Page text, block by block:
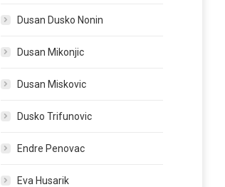
Dusan Dusko Nonin
Dusan Mikonjic
Dusan Miskovic
Dusko Trifunovic
Endre Penovac
Eva Husarik